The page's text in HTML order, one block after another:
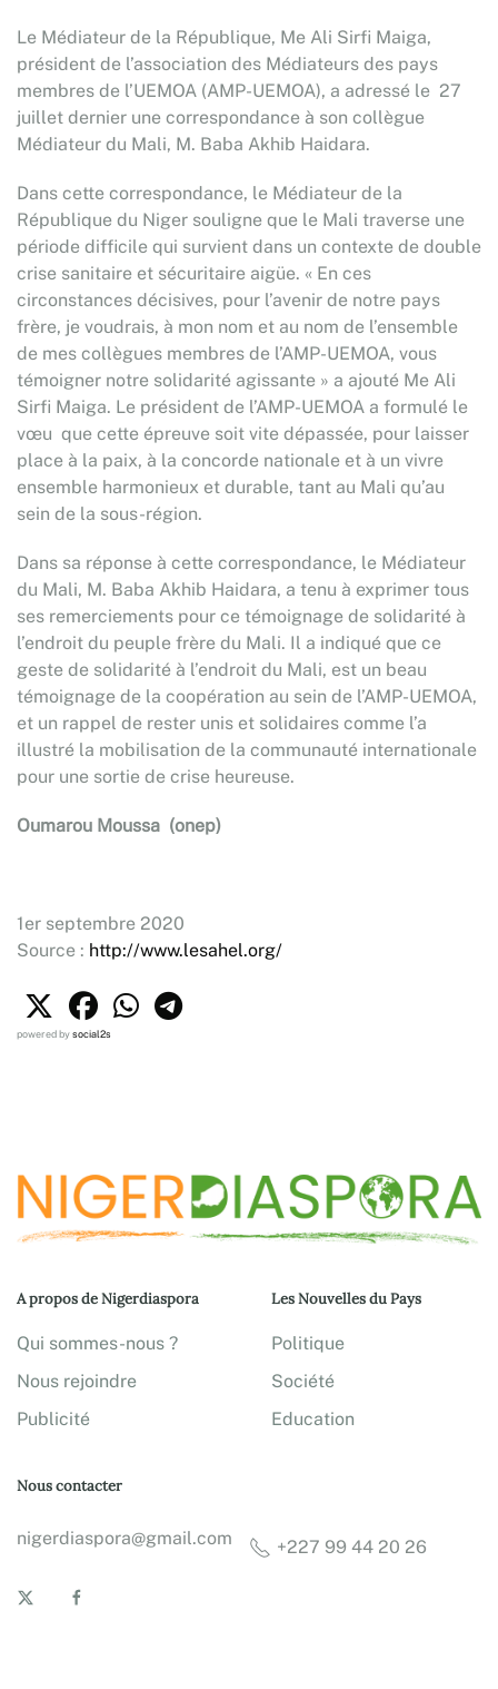
Le Médiateur de la République, Me Ali Sirfi Maiga,
président de l’association des Médiateurs des pays
membres de l’UEMOA (AMP-UEMOA), a adressé le 27
juillet dernier une correspondance à son collègue
Médiateur du Mali, M. Baba Akhib Haidara.
Dans cette correspondance, le Médiateur de la
République du Niger souligne que le Mali traverse une
période difficile qui survient dans un contexte de double
crise sanitaire et sécuritaire aigüe. « En ces
circonstances décisives, pour l’avenir de notre pays
frère, je voudrais, à mon nom et au nom de l’ensemble
de mes collègues membres de l’AMP-UEMOA, vous
témoigner notre solidarité agissante » a ajouté Me Ali
Sirfi Maiga. Le président de l’AMP-UEMOA a formulé le
vœu que cette épreuve soit vite dépassée, pour laisser
place à la paix, à la concorde nationale et à un vivre
ensemble harmonieux et durable, tant au Mali qu’au
sein de la sous-région.
Dans sa réponse à cette correspondance, le Médiateur
du Mali, M. Baba Akhib Haidara, a tenu à exprimer tous
ses remerciements pour ce témoignage de solidarité à
l’endroit du peuple frère du Mali. Il a indiqué que ce
geste de solidarité à l’endroit du Mali, est un beau
témoignage de la coopération au sein de l’AMP-UEMOA,
et un rappel de rester unis et solidaires comme l’a
illustré la mobilisation de la communauté internationale
pour une sortie de crise heureuse.
Oumarou Moussa (onep)
1er septembre 2020
Source : http://www.lesahel.org/
powered bysocial2s
A propos de Nigerdiaspora
Qui sommes-nous ?
Nous rejoindre
Publicité
Les Nouvelles du Pays
Politique
Société
Education
Nous contacter
nigerdiaspora@gmail.com +227 99 44 20 26